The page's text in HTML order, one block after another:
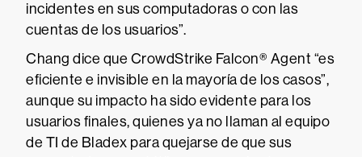
incidentes en sus computadoras o con las
cuentas de los usuarios”.
Chang dice que CrowdStrike Falcon® Agent “es
eficiente e invisible en la mayoría de los casos”,
aunque su impacto ha sido evidente para los
usuarios finales, quienes ya no llaman al equipo
de TI de Bladex para quejarse de que sus